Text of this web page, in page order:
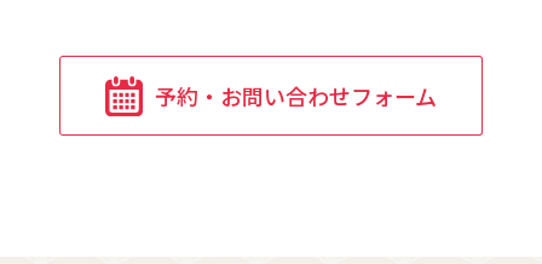
予約・お問い合わせフォーム